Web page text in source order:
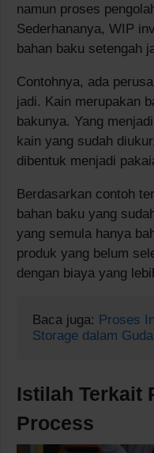
namun proses
Sederhananya, WIP
bahan baku setengah
Contohnya, ada
jadi. Kain merupakan
bakunya. Yang
kain yang sudah
dibentuk menjadi
Berdasarkan contoh
bahan baku yang
yang semula hanya
produk yang belum
dengan biaya yang
Baca juga: Proses
Storage dalam
Istilah Terkait
Process